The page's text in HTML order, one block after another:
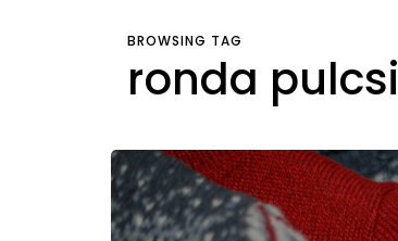
BROWSING TAG
ronda pulcsi